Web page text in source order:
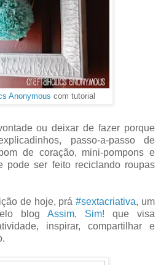
Anonymous com tutorial
ou deixar de fazer porque
passo-a-passo de
de coração, mini-pompons e
pode ser feito reciclando roupas
de hoje, prá#sextacriativa, um
blog Assim, Sim! que visa
inspirar, compartilhar e